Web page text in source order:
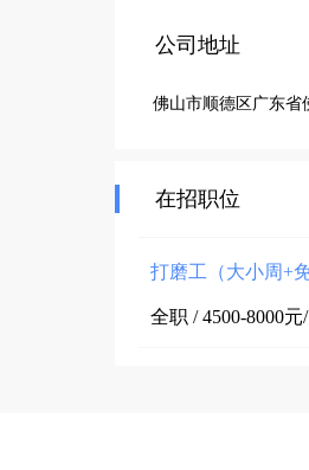
公司地址
佛山市顺德区广东省
在招职位
打磨工（大小周+
全职 / 4500-8000